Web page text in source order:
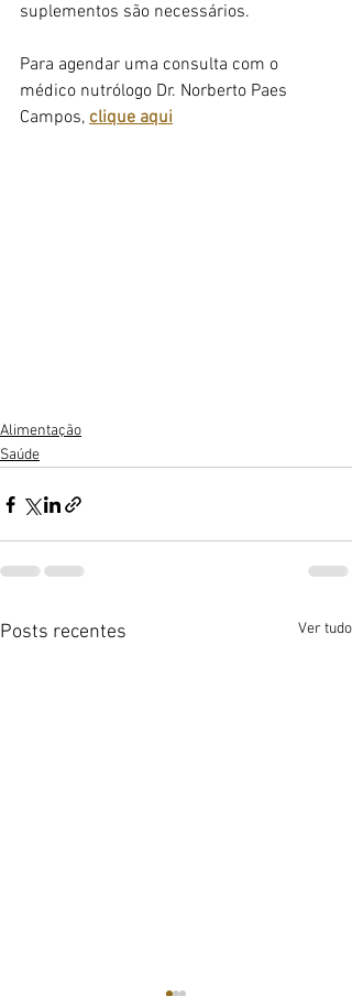
suplementos são necessários.
Para agendar uma consulta com o
médico nutrólogo Dr. Norberto Paes
Campos, clique aqui
Alimentação
Saúde
Posts recentes Ver tudo